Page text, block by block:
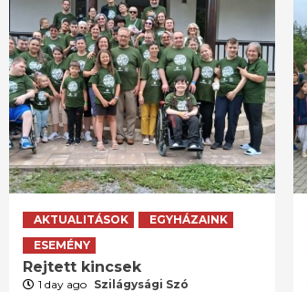
AKTUALITÁSOK
EGYHÁZAINK
ESEMÉNY
Rejtett kincsek
1 day ago Szilágysági Szó